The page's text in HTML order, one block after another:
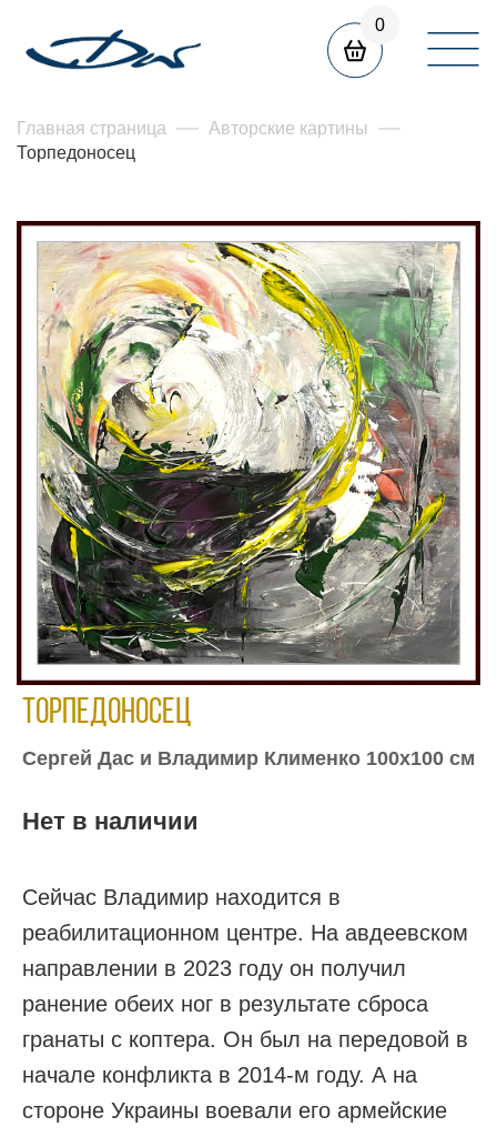
0
Главная страница
Авторские картины
Торпедоносец
Торпедоносец
Сергей Дас и Владимир Клименко 100х100 см
Нет в наличии
Сейчас Владимир находится в
реабилитационном центре. На авдеевском
направлении в 2023 году он получил
ранение обеих ног в результате сброса
гранаты с коптера. Он был на передовой в
начале конфликта в 2014-м году. А на
стороне Украины воевали его армейские